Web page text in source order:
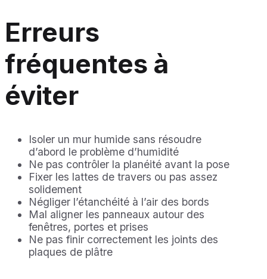
Erreurs
fréquentes à
éviter
Isoler un mur humide sans résoudre
d’abord le problème d’humidité
Ne pas contrôler la planéité avant la pose
Fixer les lattes de travers ou pas assez
solidement
Négliger l’étanchéité à l’air des bords
Mal aligner les panneaux autour des
fenêtres, portes et prises
Ne pas finir correctement les joints des
plaques de plâtre